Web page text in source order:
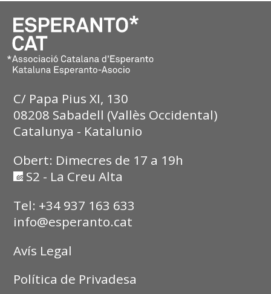
C/ Papa Pius XI, 130
08208 Sabadell (Vallès Occidental)
Catalunya - Katalunio
Obert: Dimecres de 17 a 19h
S2 - La Creu Alta
Tel: +34 937 163 633
info@esperanto.cat
Avís Legal
Política de Privadesa